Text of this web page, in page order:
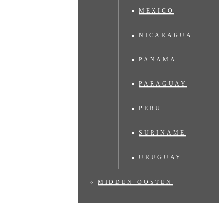
MEXICO
NICARAGUA
PANAMA
PARAGUAY
PERU
SURINAME
URUGUAY
MIDDEN-OOSTEN